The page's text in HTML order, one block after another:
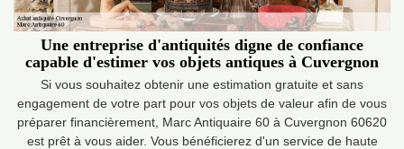
Une entreprise d'antiquités digne de confiance
capable d'estimer vos objets antiques à Cuvergnon
Si vous souhaitez obtenir une estimation gratuite et sans
engagement de votre part pour vos objets de valeur afin de vous
préparer financièrement, Marc Antiquaire 60 à Cuvergnon 60620
est prêt à vous aider. Vous bénéficierez d'un service de haute